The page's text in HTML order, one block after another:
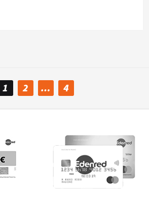
1 2 … 4